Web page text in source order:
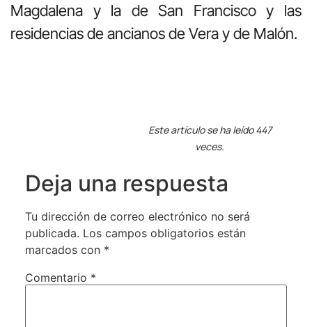
Magdalena y la de San Francisco y las
residencias de ancianos de Vera y de Malón.
Este artículo se ha leído 447
veces.
Deja una respuesta
Tu dirección de correo electrónico no será
publicada. Los campos obligatorios están
marcados con *
Comentario *